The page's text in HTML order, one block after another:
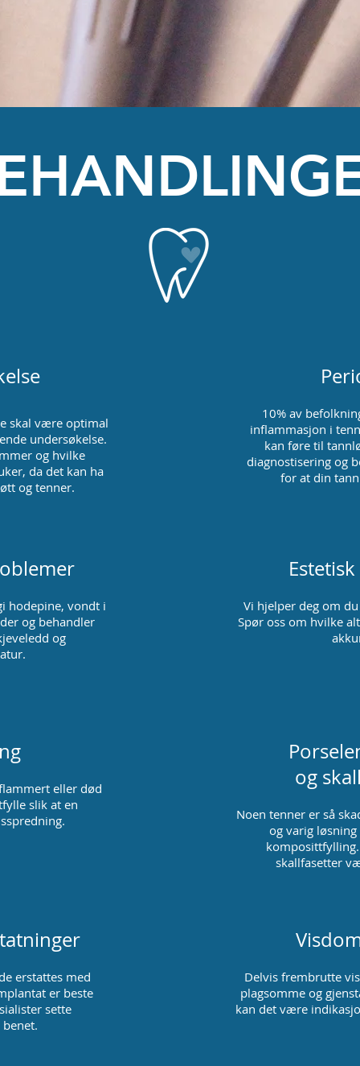
skal være optimal
undersøkelse.
og hvilke
da det kan ha
og tenner.
10% av
inflammasjon i
kan føre til
diagnostisering og
for at din
hodepine, vondt i
og behandler
og
Vi hjelper deg om
Spør oss om hvilke
eller død
slik at en
og
Noen tenner er så
og varig
skallfasetter
erstattes med
er beste
sette
Delvis frembrutte
plagsomme og
kan det være